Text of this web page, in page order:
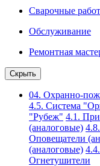
Сварочные
Обслуживание
Ремонтная
Скрыть
04. Охранно-
4.5. Система
"Рубеж" 4.1.
(аналоговые)
Оповещатели
(аналоговые)
Огнетушители